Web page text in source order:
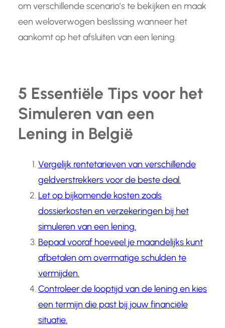
om verschillende scenario’s te bekijken en maak
een weloverwogen beslissing wanneer het
aankomt op het afsluiten van een lening.
5 Essentiële Tips voor het
Simuleren van een
Lening in België
Vergelijk rentetarieven van verschillende
geldverstrekkers voor de beste deal.
Let op bijkomende kosten zoals
dossierkosten en verzekeringen bij het
simuleren van een lening.
Bepaal vooraf hoeveel je maandelijks kunt
afbetalen om overmatige schulden te
vermijden.
Controleer de looptijd van de lening en kies
een termijn die past bij jouw financiële
situatie.